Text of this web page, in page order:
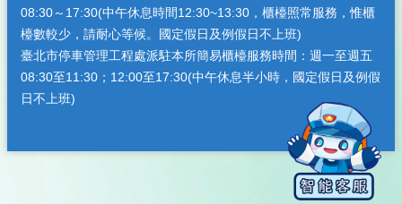
08:30～17:30(中午休息時間12:30~13:30，櫃檯照常服務，惟櫃
檯數較少，請耐心等候。國定假日及例假日不上班)
臺北市停車管理工程處派駐本所簡易櫃檯服務時間：週一至週五
08:30至11:30；12:00至17:30(中午休息半小時，國定假日及例假
日不上班)